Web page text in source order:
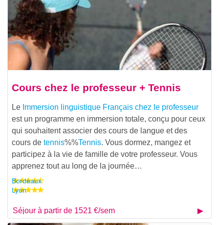
Cours chez le professeur + Tennis
Le Immersion linguistique Français chez le professeur
est un programme en immersion totale, conçu pour ceux
qui souhaitent associer des cours de langue et des
cours de tennis%%Tennis. Vous dormez, mangez et
participez à la vie de famille de votre professeur. Vous
apprenez tout au long de la journée…
Bordeaux
Lyon
Séjour à partir de 1521 €/sem